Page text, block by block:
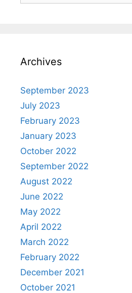
Archives
September 2023
July 2023
February 2023
January 2023
October 2022
September 2022
August 2022
June 2022
May 2022
April 2022
March 2022
February 2022
December 2021
October 2021